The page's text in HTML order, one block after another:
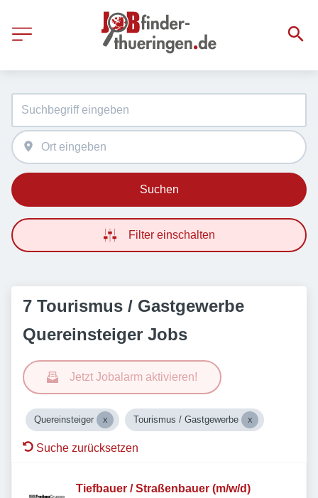
Suchen
Filter einschalten
7 Tourismus / Gastgewerbe
Quereinsteiger Jobs
Jetzt Jobalarm aktivieren!
Quereinsteiger Tourismus / Gastgewerbe
Suche zurücksetzen
Tiefbauer / Straßenbauer (m/w/d)